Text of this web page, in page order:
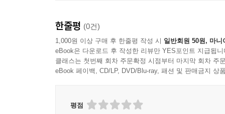
한줄평 (0건)
1,000원 이상 구매 후 한줄평 작성 시 일반회원 50원, 마니
eBook은 다운로드 후 작성한 리뷰만 YES포인트 지급됩니
클래스는 첫번째 회차 주문확정 시점부터 마지막 회차 주
eBook 페이백, CD/LP, DVD/Blu-ray, 패션 및 판매금지 상
평점